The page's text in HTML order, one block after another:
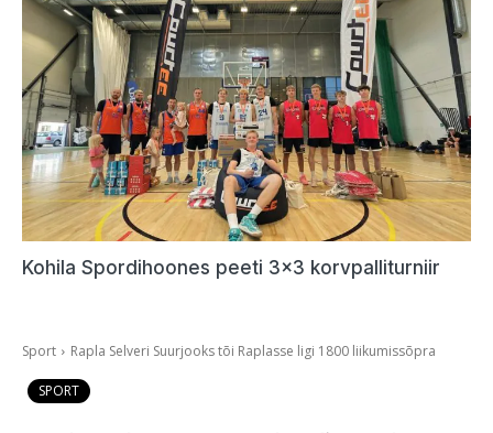
Kohila Spordihoones peeti 3×3 korvpalliturniir